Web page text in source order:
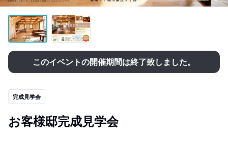
このイベントの開催期間は終了致しました。
完成見学会
お客様邸完成見学会